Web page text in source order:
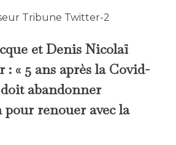
et Denis Nicolaï
: « 5 ans après la Covid-
abandonner
pour renouer avec la